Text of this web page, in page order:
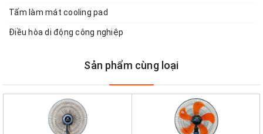
Tấm làm mát cooling pad
Điều hòa di động công nghiệp
Sản phẩm cùng loại